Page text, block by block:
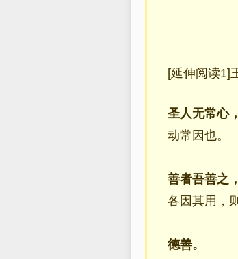
[延伸阅读1]
圣人无常心
动常因也。
善者吾善之
各因其用，
德善。